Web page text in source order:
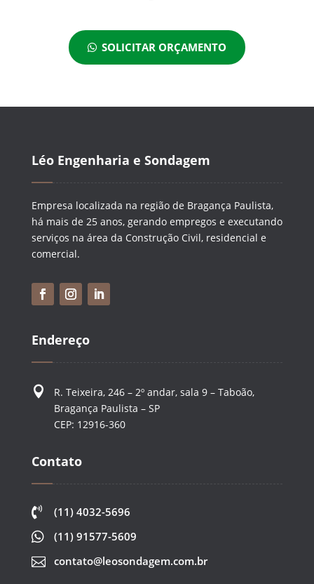
SOLICITAR ORÇAMENTO
Léo Engenharia e Sondagem
Empresa localizada na região de Bragança Paulista,
há mais de 25 anos, gerando empregos e executando
serviços na área da Construção Civil, residencial e
comercial.
Endereço

R. Teixeira, 246 – 2º andar, sala 9 – Taboão,
Bragança Paulista – SP
CEP: 12916-360
Contato
 (11) 4032-5696

(11) 91577-5609

contato@leosondagem.com.br